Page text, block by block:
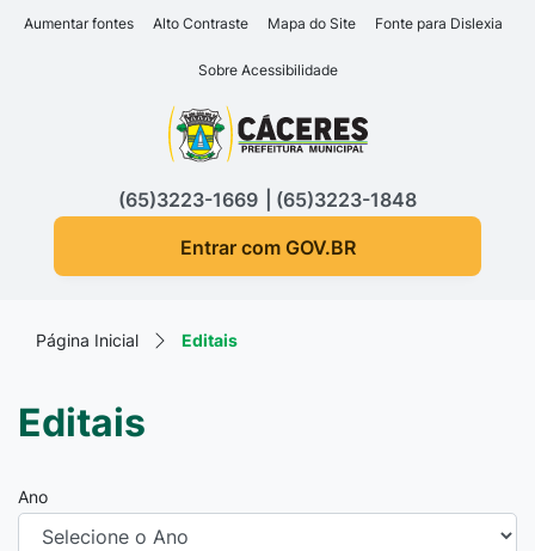
Seção de atalhos e links
Ir para o conteúdo [alt+1]
Ir para o rodapé [alt+4]
Aumentar fontes Alto Contraste Mapa do Site Fonte para Dislexia
Sobre Acessibilidade
Seção do menu principal
(65)3223-1669
(65)3223-1848
Entrar com GOV.BR
Página Inicial Editais
Editais
Ano